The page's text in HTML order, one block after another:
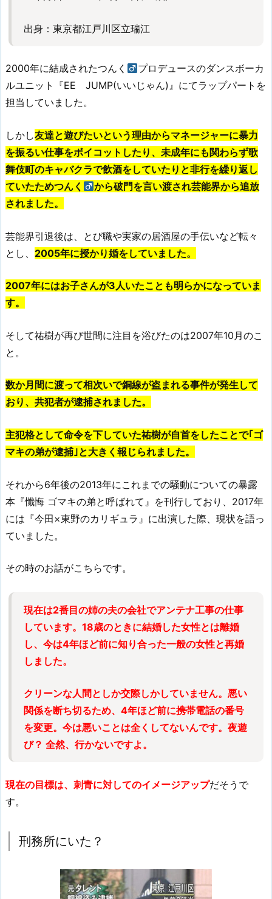
出身：東京都江戸川区立瑞江
2000年に結成されたつんく
プロデュースのダンスボーカ
ルユニット『EE JUMP(いいじゃん)』にてラップパートを
担当していました。
しかし友達と遊びたいという理由からマネージャーに暴力
を振るい仕事をボイコットしたり、 未成年にも関わらず歌
舞伎町のキャバクラで飲酒をしていたりと非行を繰り返し
ていたためつんく
から破門を言い渡され芸能界から追放
されました。
芸能界引退後は、とび職や実家の居酒屋の手伝いなど転々
とし、 2005年に授かり婚をしていました。
2007年にはお子さんが3人いたことも明らかになっていま
す。
そして祐樹が再び世間に注目を浴びたのは2007年10月のこ
と。
数か月間に渡って相次いで銅線が盗まれる事件が発生して
おり、共犯者が逮捕されました。
主犯格として命令を下していた祐樹が自首をしたことで｢ゴ
マキの弟が逮捕｣と大きく報じられました。
それから6年後の2013年にこれまでの騒動についての暴露
本『懺悔 ゴマキの弟と呼ばれて』を刊行しており、2017年
には『今田×東野のカリギュラ』に出演した際、現状を語っ
ていました。
その時のお話がこちらです。
現在は2番目の姉の夫の会社でアンテナ工事の仕事
しています。18歳のときに結婚した女性とは離婚
し、今は4年ほど前に知り合った一般の女性と再婚
しました。
クリーンな人間としか交際しかしていません。悪い
関係を断ち切るため、4年ほど前に携帯電話の番号
を変更。今は悪いことは全くしてないんです。夜遊
び？ 全然、行かないですよ。
現在の目標は、刺青に対してのイメージアップだそうで
す。
刑務所にいた？